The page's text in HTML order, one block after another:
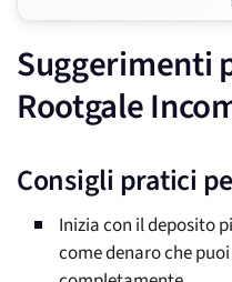
Suggerimenti
Rootgale
Consigli pratici
Inizia con il deposito
come denaro che